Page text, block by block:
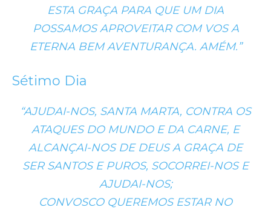
ESTA GRAÇA PARA QUE UM DIA
POSSAMOS APROVEITAR COM VOS A
ETERNA BEM AVENTURANÇA. AMÉM.”
Sétimo Dia
“AJUDAI-NOS, SANTA MARTA, CONTRA OS
ATAQUES DO MUNDO E DA CARNE, E
ALCANÇAI-NOS DE DEUS A GRAÇA DE
SER SANTOS E PUROS, SOCORREI-NOS E
AJUDAI-NOS;
CONVOSCO QUEREMOS ESTAR NO